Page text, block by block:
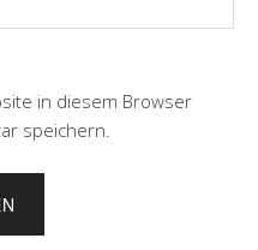
in diesem Browser
speichern.